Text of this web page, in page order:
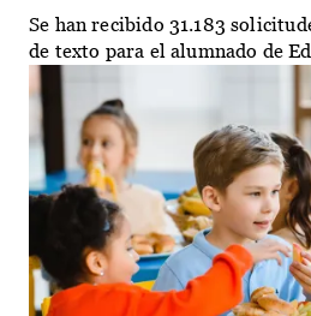
Se han recibido 31.183
de texto para el alumnado de